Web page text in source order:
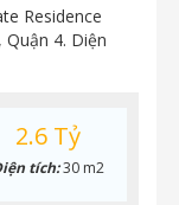
Residence
4. Diện
2.6 Tỷ
tích:30 m2